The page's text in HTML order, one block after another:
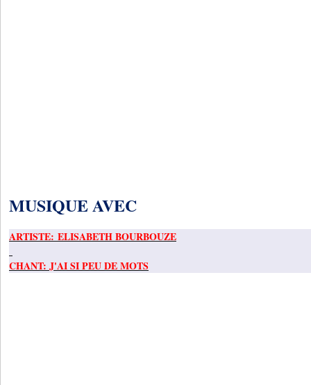
MUSIQUE AVEC
ARTISTE: ELISABETH BOURBOUZE
CHANT: J'AI SI PEU DE MOTS